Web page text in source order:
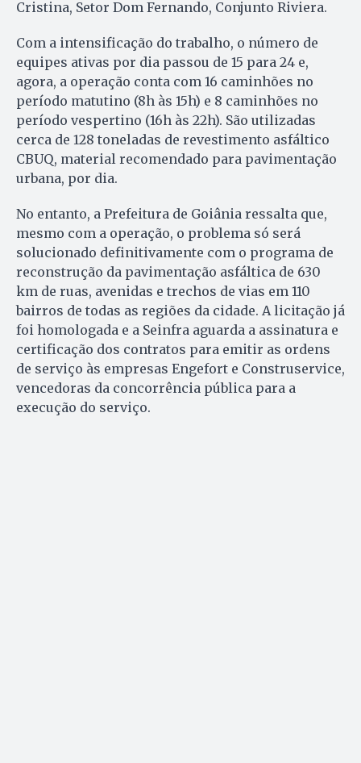
Cristina, Setor Dom Fernando, Conjunto Riviera.
Com a intensificação do trabalho, o número de
equipes ativas por dia passou de 15 para 24 e,
agora, a operação conta com 16 caminhões no
período matutino (8h às 15h) e 8 caminhões no
período vespertino (16h às 22h). São utilizadas
cerca de 128 toneladas de revestimento asfáltico
CBUQ, material recomendado para pavimentação
urbana, por dia.
No entanto, a Prefeitura de Goiânia ressalta que,
mesmo com a operação, o problema só será
solucionado definitivamente com o programa de
reconstrução da pavimentação asfáltica de 630
km de ruas, avenidas e trechos de vias em 110
bairros de todas as regiões da cidade. A licitação já
foi homologada e a Seinfra aguarda a assinatura e
certificação dos contratos para emitir as ordens
de serviço às empresas Engefort e Construservice,
vencedoras da concorrência pública para a
execução do serviço.